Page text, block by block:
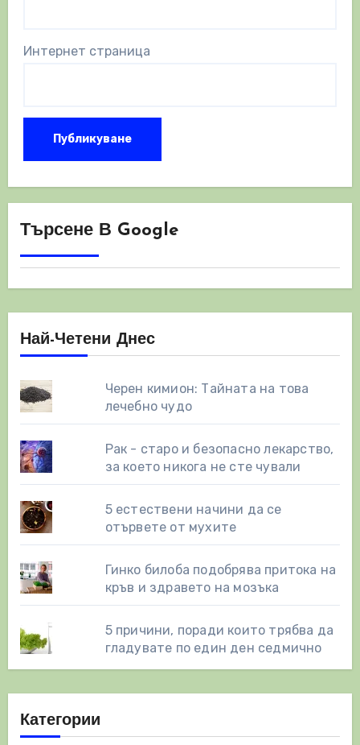
Интернет страница
Търсене В Google
Най-Четени Днес
Черен кимион: Тайната на това
лечебно чудо
Рак - старо и безопасно лекарство,
за което никога не сте чували
5 естествени начини да се
отървете от мухите
Гинко билоба подобрява притока на
кръв и здравето на мозъка
5 причини, поради които трябва да
гладувате по един ден седмично
Категории